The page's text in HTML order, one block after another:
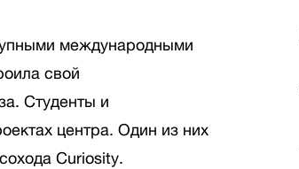
международными
свой
Студенты и
центра. Один из них
Curiosity.